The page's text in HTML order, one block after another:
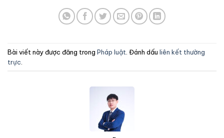
Bài viết này được đăng trong Pháp luật . Đánh dấu liên kết thường
trực